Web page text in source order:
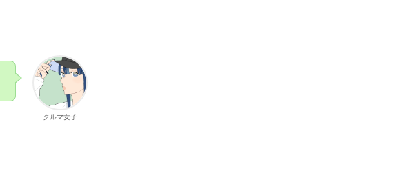
クルマ女子